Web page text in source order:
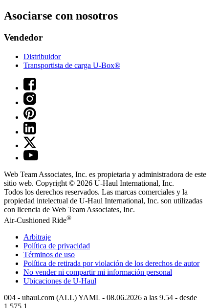
Asociarse con nosotros
Vendedor
Distribuidor
Transportista de carga U-Box®
Web Team Associates, Inc. es propietaria y administradora de este
sitio web. Copyright © 2026 U-Haul International, Inc.
Todos los derechos reservados. Las marcas comerciales y la
propiedad intelectual de U-Haul International, Inc. son utilizadas
con licencia de Web Team Associates, Inc.
Air-Cushioned Ride®
Arbitraje
Política de privacidad
Términos de uso
Política de retirada por violación de los derechos de autor
No vender ni compartir mi información personal
Ubicaciones de U-Haul
004 - uhaul.com (ALL) YAML - 08.06.2026 a las 9.54 - desde